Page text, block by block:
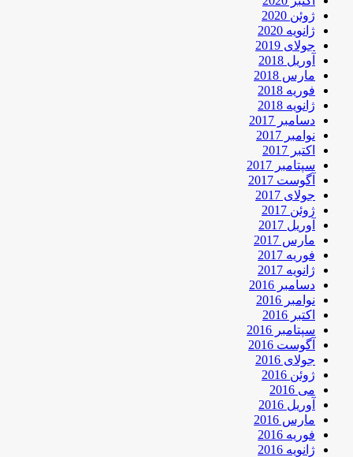
ژوئن 2020
ژانویه 2020
جولای 2019
آوریل 2018
مارس 2018
فوریه 2018
ژانویه 2018
دسامبر 2017
نوامبر 2017
اکتبر 2017
سپتامبر 2017
آگوست 2017
جولای 2017
ژوئن 2017
آوریل 2017
مارس 2017
فوریه 2017
ژانویه 2017
دسامبر 2016
نوامبر 2016
اکتبر 2016
سپتامبر 2016
آگوست 2016
جولای 2016
ژوئن 2016
می 2016
آوریل 2016
مارس 2016
فوریه 2016
ژانویه 2016